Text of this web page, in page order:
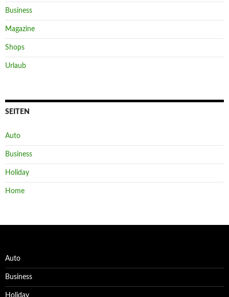
Business
Magazine
Shops
Urlaub
SEITEN
Auto
Business
Holiday
Home
Auto
Business
Holiday